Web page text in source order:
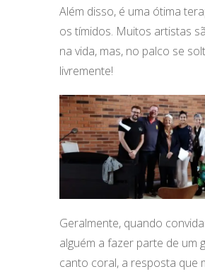
Além disso, é uma ótima
os tímidos. Muitos artistas
na vida, mas, no palco se
livremente!
Geralmente, quando
alguém a fazer parte de um
canto coral, a resposta que